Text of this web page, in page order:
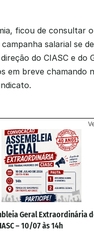
ficou de consultar
salarial se
do CIASC e do
em breve chamando
Geral Extraordinária
– 10/07 às 14h